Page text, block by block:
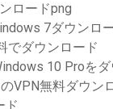
ロードpng
7ダウンロ
でダウンロード
10 Proを
VPN無料ダウン
ド